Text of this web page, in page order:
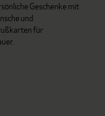
Geschenke mit
und
für